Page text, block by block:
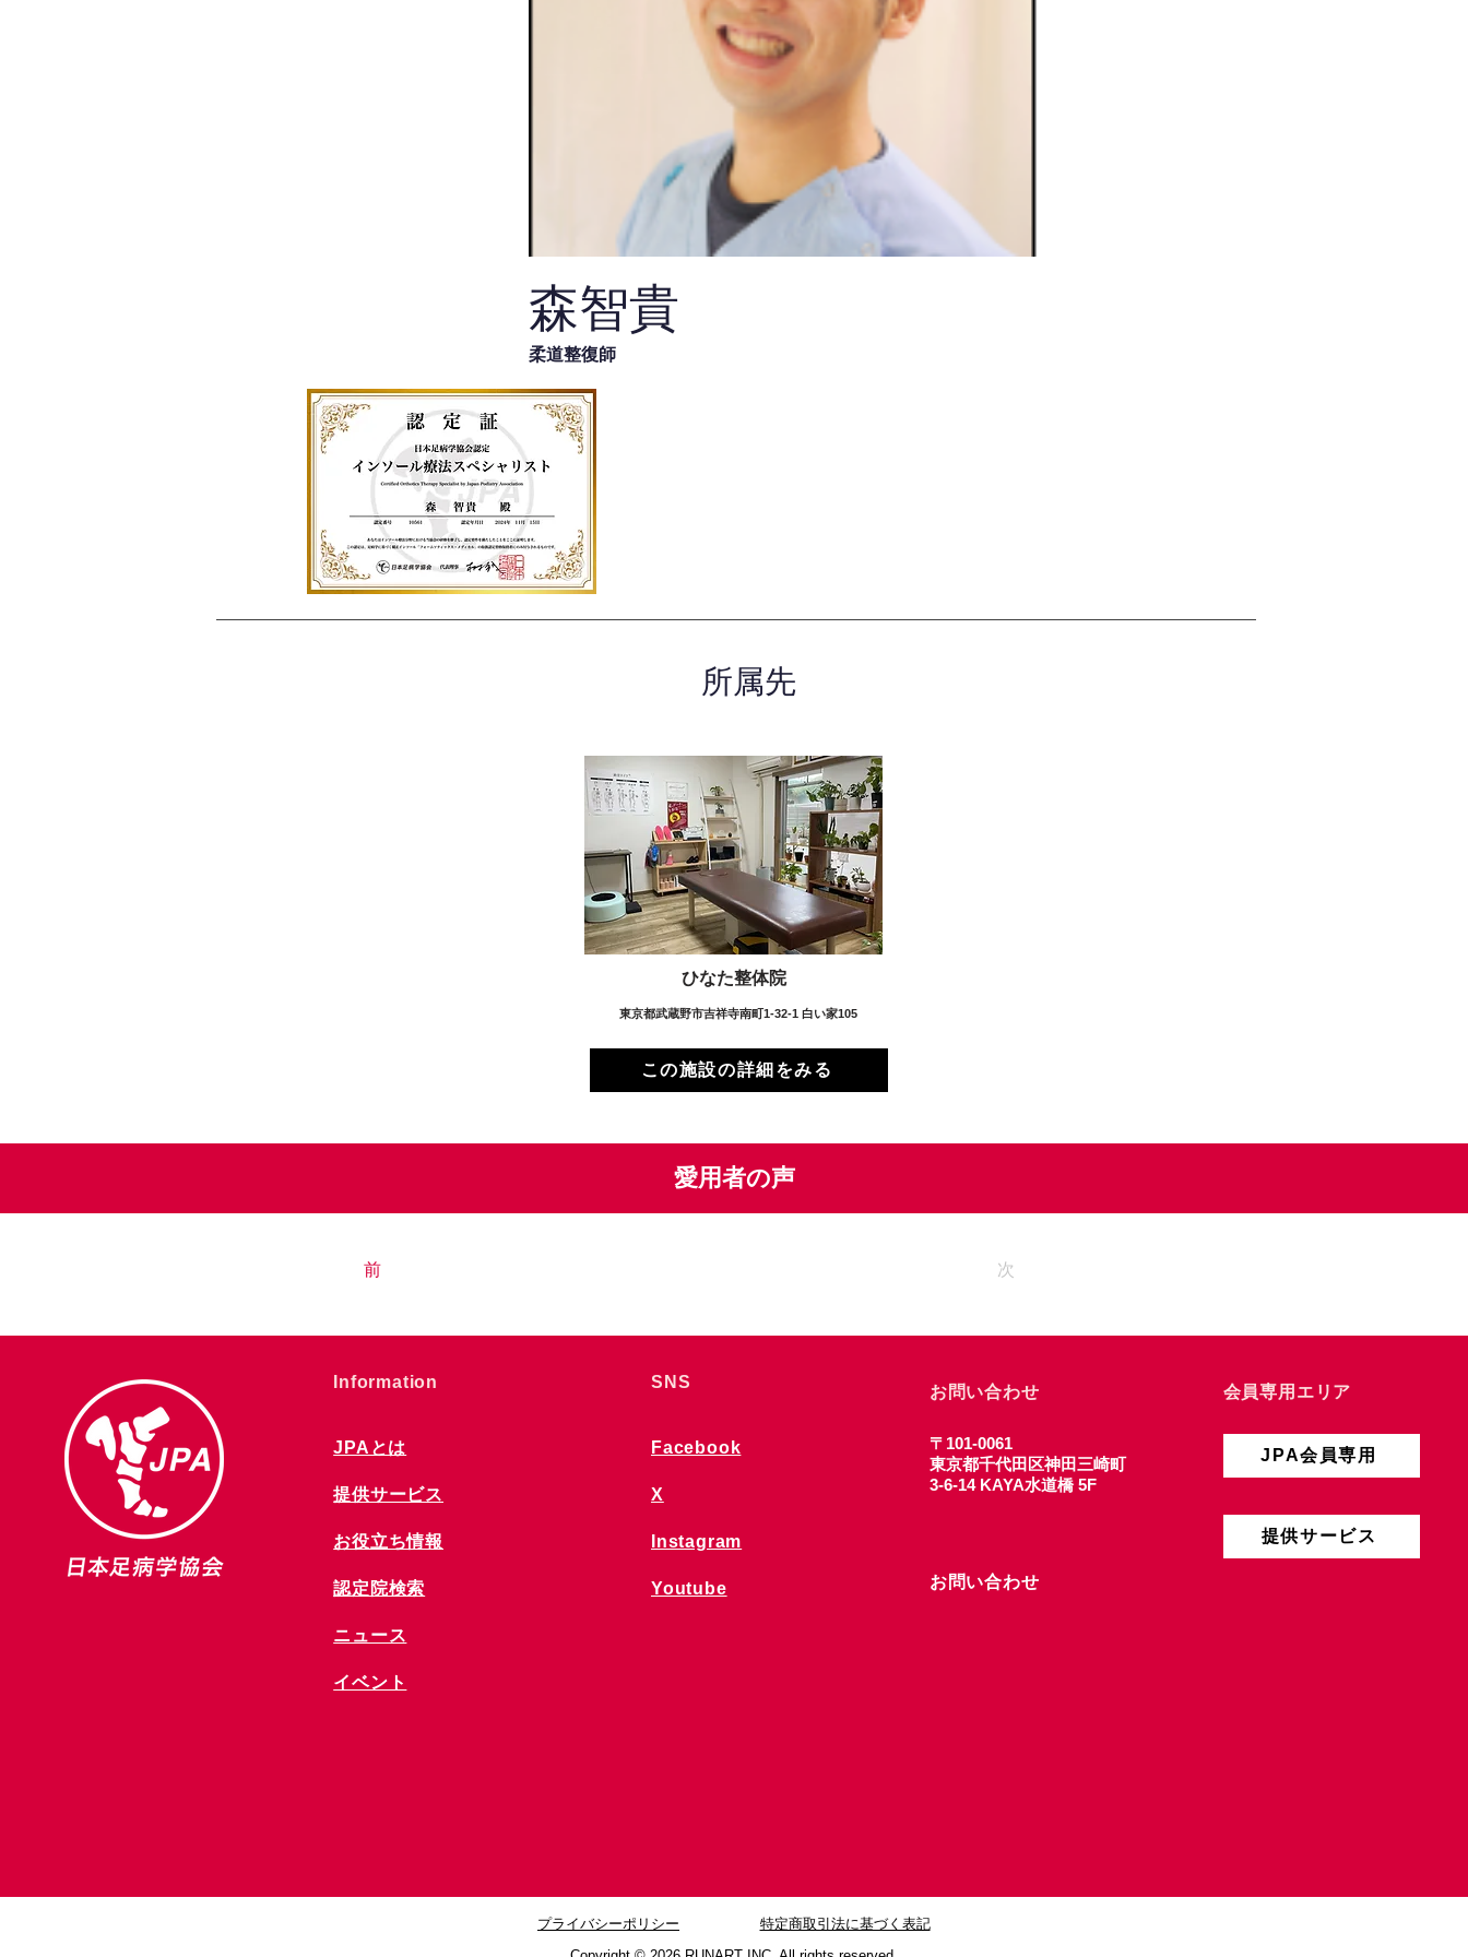
森智貴
柔道整復師
所属先
ひなた整体院
東京都武蔵野市吉祥寺南町1-32-1 白い家105
この施設の詳細をみる
愛用者の声
前 次
​Information
JPAとは
提供サービス
お役立ち情報
​認定院検索
ニュース
​イベント
SNS
Facebook
X
Instagram
Youtube
お問い合わせ
〒101-0061
東京都千代田区神田三崎町
3-6-14 KAYA水道橋 5F
お問い合わせ
会員専用エリア
JPA会員専用
提供サービス
プライバシーポリシー
特定商取引法に基づく表記